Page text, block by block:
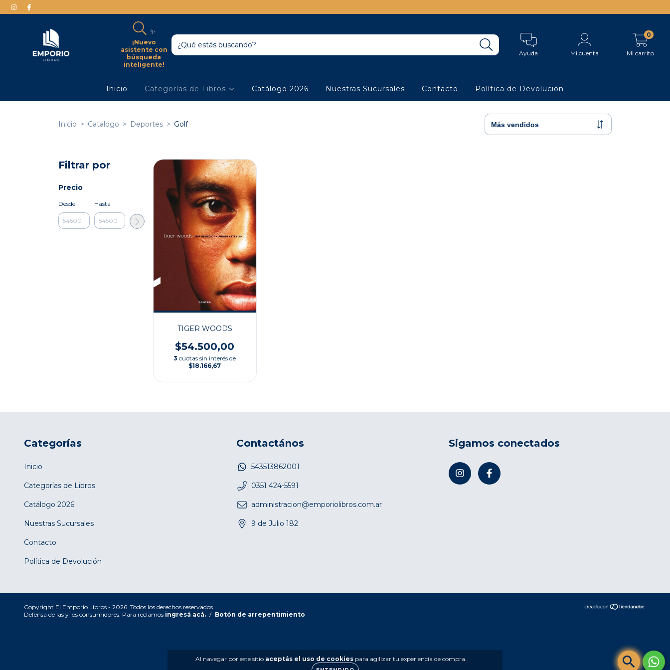
✨
¡Nuevo
asistente con
búsqueda
inteligente!
Ayuda Mi cuenta Mi carrito
0
Inicio Categorías de Libros Catálogo 2026 Nuestras Sucursales Contacto Política de Devolución
Al navegar por este sitio aceptás el uso de cookies para agilizar tu experiencia de compra.
Inicio > Catalogo > Deportes > Golf
Filtrar por
Precio
Desde Hasta
TIGER WOODS
$54.500,00
3 cuotas sin interés de
$18.166,67
Categorías
Inicio
Categorías de Libros
Catálogo 2026
Nuestras Sucursales
Contacto
Política de Devolución
Contactános
543513862001
0351 424-5591
administracion@emporiolibros.com.ar
9 de Julio 182
Sigamos conectados
Copyright El Emporio Libros - 2026. Todos los derechos reservados.
Defensa de las y los consumidores. Para reclamos ingresá acá. / Botón de arrepentimiento